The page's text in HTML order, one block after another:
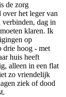
de zorg
het leger van
verbinden, dag in
klaren. Ik
op
drie hoog - met
huis heeft
alleen in een flat
zo vriendelijk
ziek of dood